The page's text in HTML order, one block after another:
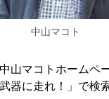
中山マコト
山マコトホームペ
器に走れ！」で検